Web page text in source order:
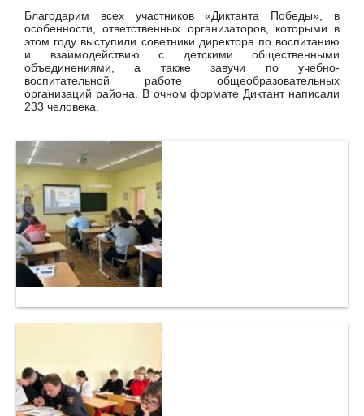
Благодарим всех участников «Диктанта Победы», в
особенности, ответственных организаторов, которыми в
этом году выступили советники директора по воспитанию
и взаимодействию с детскими общественными
объединениями, а также завучи по учебно-
воспитательной работе общеобразовательных
организаций района. В очном формате Диктант написали
233 человека.